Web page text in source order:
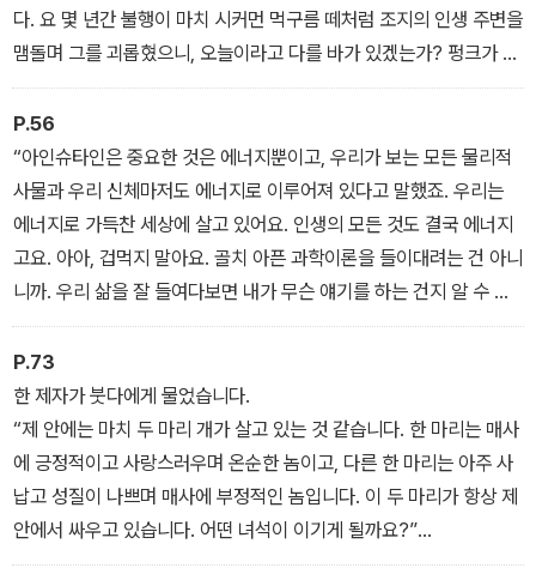
게만 적용되는 이야기도 아니라는 것을 느끼게 될 것입니다. 작중 부
하직원인 래리나 마이클, 호세의 입장에서 이야기를 읽어 내려가거
나, 조지의 아내 입장에서 이야기를 받아들일 수도 있을 것입니다. 또
학교 선생님인 제니스가 이 10가지 룰을 어떻게 학생들에게 전파했
을까 상상해볼 수도 있을 것입니다.
- ‘에너지 버스’에 탑승하신 것을 축하드립니다!
다. 요 몇 년간 불행이 마치 시커먼 먹구름 떼처럼 조지의 인생 주변을
맴돌며 그를 괴롭혔으니, 오늘이라고 다를 바가 있겠는가? 펑크가 난
채 주저앉아 있는 자동차 바퀴를 바라보는 조지의 얼굴은 짜증으로
폭발하기 직전이었다.
“제길, 왜 하필 오늘이야!”
트렁크에서 스페어타이어를 뒤져봤지만 그것 역시 펑크 난 상태다.
아내가 잔소리처럼 했던 말이 귓가를 맴돌았다. “여보, 그 타이어 좀
빨리 고쳐놔요. 나중에 급할 때 어쩌려고 그래요?”
‘얄밉게도 집사람이 하는 말은 늘 옳단 말이야.’
조지는 퍼뜩 이웃집의 데이브를 떠올리고는 그가 벌써 출근했는지 알
아보러 서둘러 뛰어갔다. 데이브네 회사도 조지의 직장에서 그리 멀
지 않으니, 그 차라도 얻어 탈 수 있을까 하는 생각에서였다. ‘팀원들
과 중요한 미팅을 잡아놓아서, 오늘 같은 날 지각하면 낭팬데. 하필,
왜 하필 오늘이야!’
- 펑크가 나버린 자동차 바퀴
P.56
“아인슈타인은 중요한 것은 에너지뿐이고, 우리가 보는 모든 물리적
사물과 우리 신체마저도 에너지로 이루어져 있다고 말했죠. 우리는
에너지로 가득찬 세상에 살고 있어요. 인생의 모든 것도 결국 에너지
고요. 아아, 겁먹지 말아요. 골치 아픈 과학이론을 들이대려는 건 아니
니까. 우리 삶을 잘 들여다보면 내가 무슨 얘기를 하는 건지 알 수 있
을 거예요. 잘 생각해봐요.
우리 주변에도 왠지 같이 있으면 기운이 나는 사람이 있는가 하면, 왠
지 자꾸 우리 에너지를 빼앗아가는 것 같은 사람이 있죠? 어떤 음식
을 먹으면 속이 뿌듯하고 힘이 솟는데, 어떤 음식은 먹고 나도 더부룩
하기만 하고 꾸벅꾸벅 잠만 오죠. 직장에서는 또 어떤가요? 에너지가
절로 불끈불끈 솟는 프로젝트가 있는가 하면, 왠지 하기도 싫고 조금
하다 보면 푹푹 지쳐 떨어지게 하는 일도 있잖아요. 모든 건 결국 에너
지의 문제예요. 머릿속의 생각, 우리가 하는 말, 우리가 듣는 음악, 우
P.73
한 제자가 붓다에게 물었습니다.
“제 안에는 마치 두 마리 개가 살고 있는 것 같습니다. 한 마리는 매사
에 긍정적이고 사랑스러우며 온순한 놈이고, 다른 한 마리는 아주 사
납고 성질이 나쁘며 매사에 부정적인 놈입니다. 이 두 마리가 항상 제
안에서 싸우고 있습니다. 어떤 녀석이 이기게 될까요?”
붓다는 생각에 잠긴 듯 잠시 침묵을 지켰습니다. 그러고는 아주 짧은